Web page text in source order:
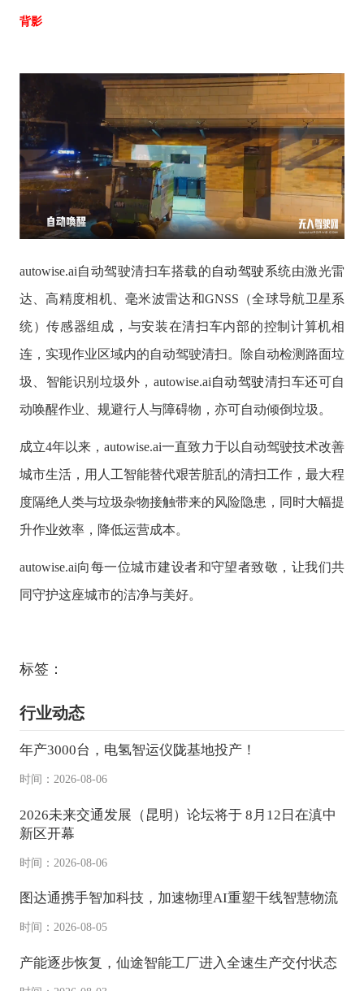
背影
autowise.ai自动驾驶清扫车搭载的自动驾驶系统由激光雷
达、高精度相机、毫米波雷达和GNSS（全球导航卫星系
统）传感器组成，与安装在清扫车内部的控制计算机相
连，实现作业区域内的自动驾驶清扫。除自动检测路面垃
圾、智能识别垃圾外，autowise.ai自动驾驶清扫车还可自
动唤醒作业、规避行人与障碍物，亦可自动倾倒垃圾。
成立4年以来，autowise.ai一直致力于以自动驾驶技术改善
城市生活，用人工智能替代艰苦脏乱的清扫工作，最大程
度隔绝人类与垃圾杂物接触带来的风险隐患，同时大幅提
升作业效率，降低运营成本。
autowise.ai向每一位城市建设者和守望者致敬，让我们共
同守护这座城市的洁净与美好。
标签：
行业动态
年产3000台，电氢智运仪陇基地投产！
时间：2026-08-06
2026未来交通发展（昆明）论坛将于 8月12日在滇中
新区开幕
时间：2026-08-06
图达通携手智加科技，加速物理AI重塑干线智慧物流
时间：2026-08-05
产能逐步恢复，仙途智能工厂进入全速生产交付状态